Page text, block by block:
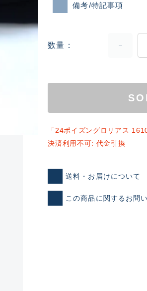
ランクとは？
備考/特記事項
数量
「24ポイズングロリアス
決済利用不可: 代金引換
送料・お届けについて
この商品に関するお問